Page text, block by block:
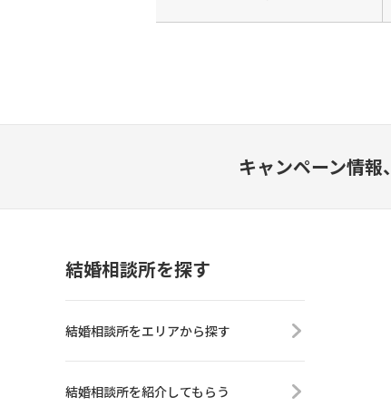
キャンペーン情報、
結婚相談所を探す
結婚相談所をエリアから探す
結婚相談所を紹介してもらう